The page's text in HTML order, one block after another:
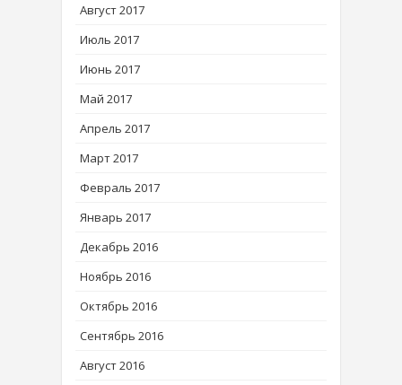
Август 2017
Июль 2017
Июнь 2017
Май 2017
Апрель 2017
Март 2017
Февраль 2017
Январь 2017
Декабрь 2016
Ноябрь 2016
Октябрь 2016
Сентябрь 2016
Август 2016